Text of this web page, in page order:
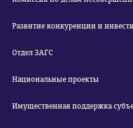
Развитие конкуренции и
Отдел ЗАГС
Национальные проекты
Имущественная поддержка